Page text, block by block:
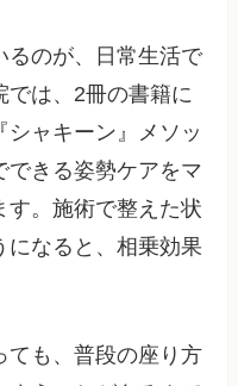
るのが、日常生活で
では、2冊の書籍に
シャキーン』メソッ
できる姿勢ケアをマ
す。施術で整えた状
になると、相乗効果
ても、普段の座り方